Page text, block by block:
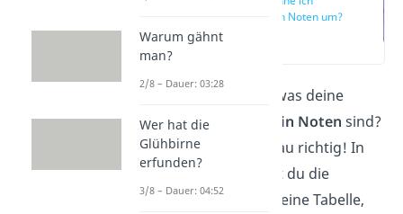
Punkte in Noten um?
Du möchtest wissen, was deine
Punkteumgewandelt in Noten sind?
Dann bist du hier genau richtig! In
diesem Beitrag findest du die
passende Formel und eine Tabelle,
Warum gähnt
man?
2/8 – Dauer: 03:28
Wer hat die
Glühbirne
erfunden?
3/8 – Dauer: 04:52